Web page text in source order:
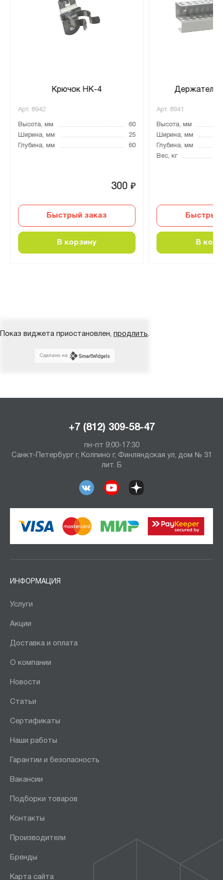
Крючок НК-4
Арт. 8942
Высота, мм
60
Ширина, мм
25
Глубина, мм
60
300₽
Быстрый заказ
В корзину
Держатель
Арт. 8941
Высота, мм
Ширина, мм
Глубина, мм
Вес, кг
Быстрый
В
Показ виджета приостановлен, продлить.
Сделано на
+7 (812) 309-58-47
пн-пт 9:00-17:30
Санкт-Петербург г, Колпино г, Финляндская ул, дом № 31
лит. Б
ИНФОРМАЦИЯ
Услуги
Акции
Доставка и оплата
О компании
Новости
Статьи
Сертификаты
Наши работы
Гарантии и безопасность
Вакансии
Подборки товаров
Контакты
Производители
Бренды
Карта сайта